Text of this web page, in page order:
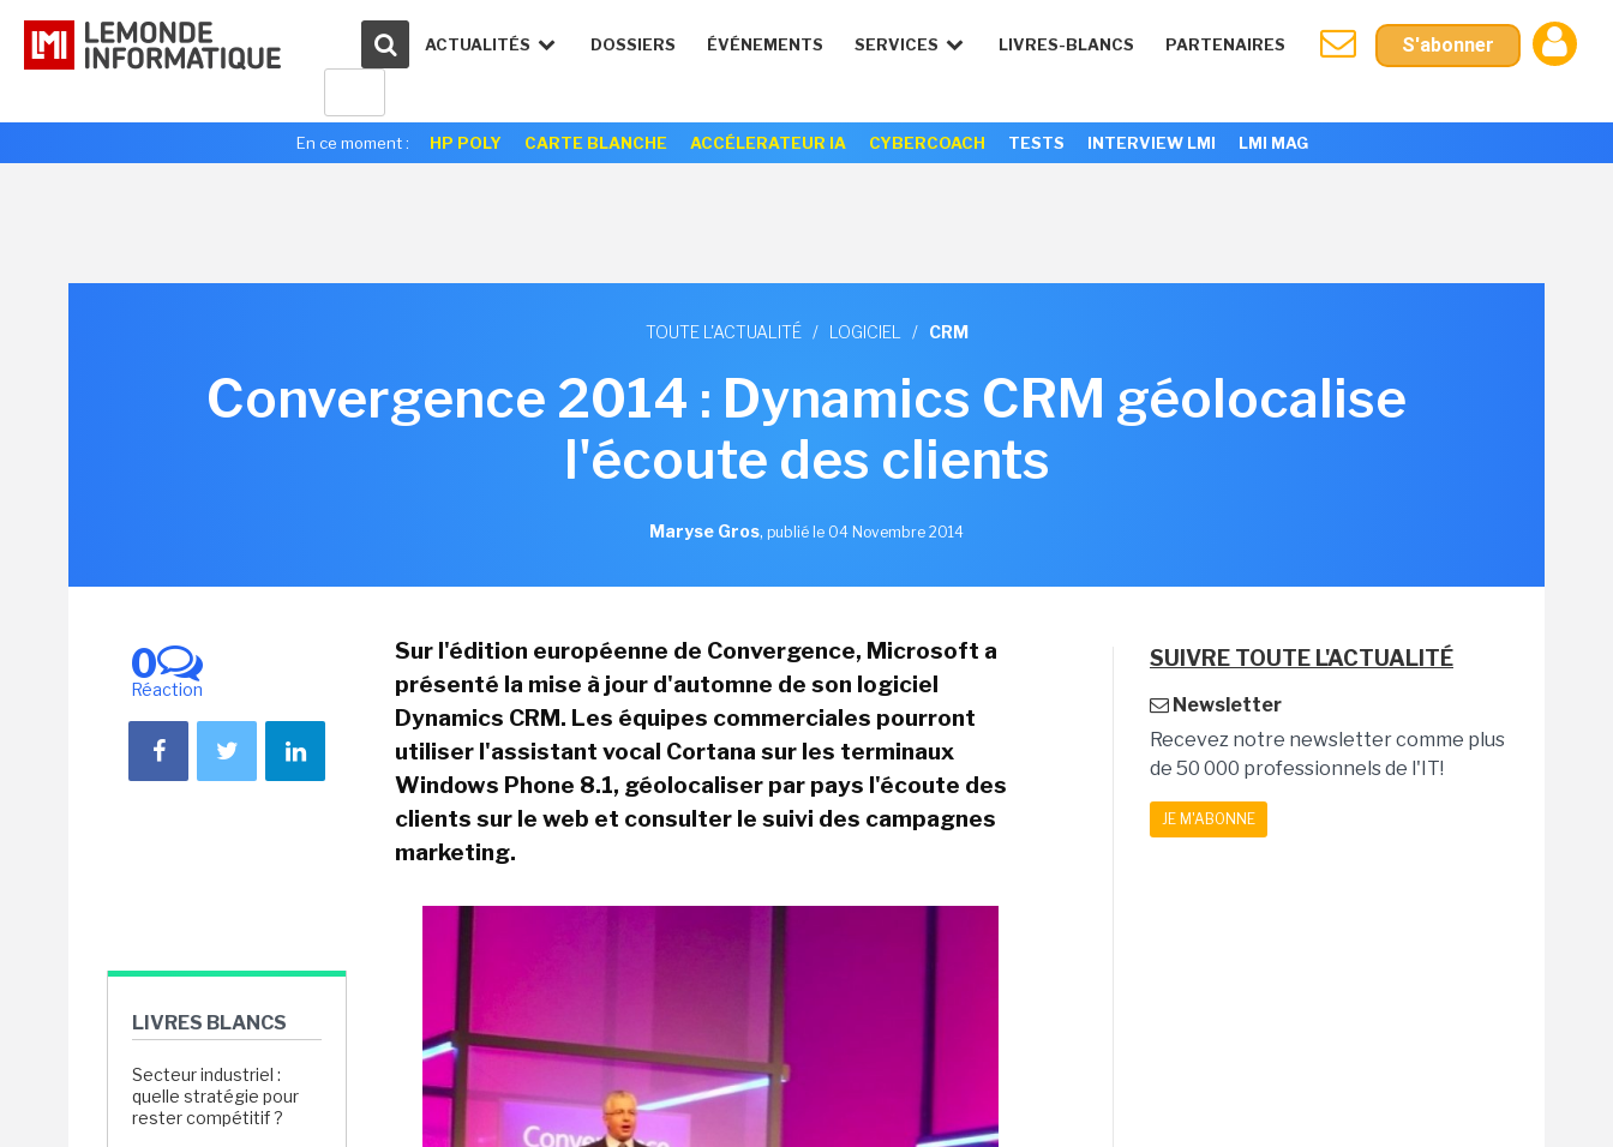
ACTUALITÉS DOSSIERS ÉVÉNEMENTS SERVICES LIVRES-BLANCS PARTENAIRES S'abonner
En ce moment : HP POLY CARTE BLANCHE ACCÉLERATEUR IA CYBERCOACH TESTS INTERVIEW LMI LMI MAG
TOUTE L'ACTUALITÉ / LOGICIEL / CRM
Convergence 2014 : Dynamics CRM géolocalise
l'écoute des clients
Maryse Gros, publié le 04 Novembre 2014
0
Réaction
LIVRES BLANCS
Secteur industriel :
quelle stratégie pour
rester compétitif ?
Sur l'édition européenne de Convergence, Microsoft a
présenté la mise à jour d'automne de son logiciel
Dynamics CRM. Les équipes commerciales pourront
utiliser l'assistant vocal Cortana sur les terminaux
Windows Phone 8.1, géolocaliser par pays l'écoute des
clients sur le web et consulter le suivi des campagnes
marketing.
SUIVRE TOUTE L'ACTUALITÉ
Newsletter
Recevez notre newsletter comme plus
de 50 000 professionnels de l'IT!
JE M'ABONNE